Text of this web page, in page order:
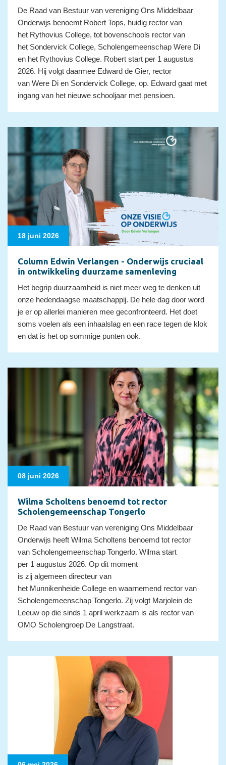
De Raad van Bestuur van vereniging Ons Middelbaar
Onderwijs benoemt Robert Tops, huidig rector van
het Rythovius College, tot bovenschools rector van
het Sondervick College, Scholengemeenschap Were Di
en het Rythovius College. Robert start per 1 augustus
2026. Hij volgt daarmee Edward de Gier, rector
van Were Di en Sondervick College, op. Edward gaat met
ingang van het nieuwe schooljaar met pensioen.
18 juni 2026
Column Edwin Verlangen - Onderwijs cruciaal
in ontwikkeling duurzame samenleving
Het begrip duurzaamheid is niet meer weg te denken uit
onze hedendaagse maatschappij. De hele dag door word
je er op allerlei manieren mee geconfronteerd. Het doet
soms voelen als een inhaalslag en een race tegen de klok
en dat is het op sommige punten ook.
08 juni 2026
Wilma Scholtens benoemd tot rector
Scholengemeenschap Tongerlo
De Raad van Bestuur van vereniging Ons Middelbaar
Onderwijs heeft Wilma Scholtens benoemd tot rector
van Scholengemeenschap Tongerlo. Wilma start
per 1 augustus 2026. Op dit moment
is zij algemeen directeur van
het Munnikenheide College en waarnemend rector van
Scholengemeenschap Tongerlo. Zij volgt Marjolein de
Leeuw op die sinds 1 april werkzaam is als rector van
OMO Scholengroep De Langstraat.